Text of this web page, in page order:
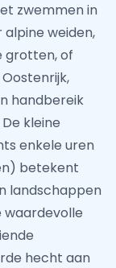
zwemmen in
weiden,
grotten, of
handbereik
kleine
enkele uren
betekent
landschappen
waardevolle
hecht aan